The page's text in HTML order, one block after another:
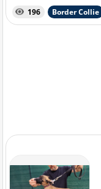
196 Border Collie